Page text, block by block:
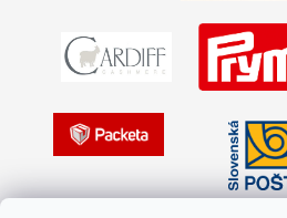
Žiadosť dotknutej osoby
Pletený slovník anglicky-česky
Pletený slovník česky-anglicky